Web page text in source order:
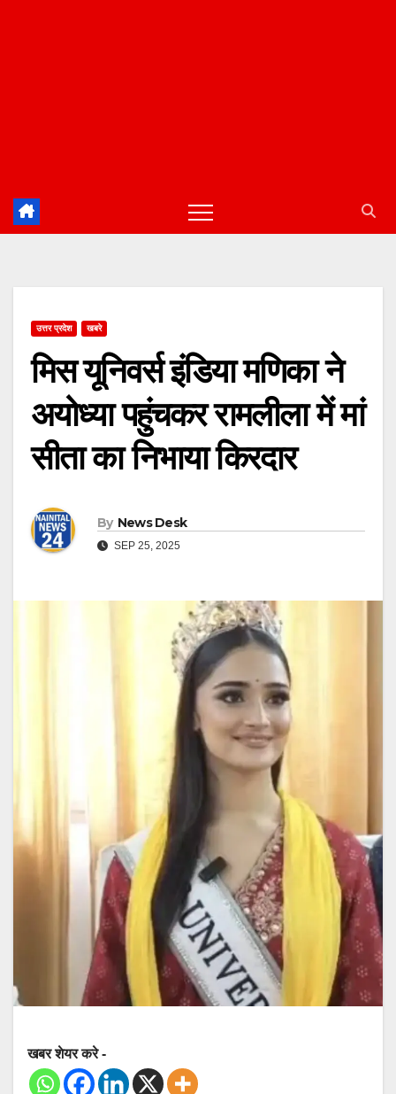
उत्तर प्रदेश खबरे
मिस यूनिवर्स इंडिया मणिका ने
अयोध्या पहुंचकर रामलीला में मां
सीता का निभाया किरदार
By News Desk
SEP 25, 2025
खबर शेयर करे -